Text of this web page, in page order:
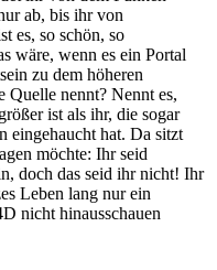
ab, bis ihr von
es, so schön, so
wäre, wenn es ein Portal
zu dem höheren
Quelle nennt? Nennt es,
ist als ihr, die sogar
eingehaucht hat. Da sitzt
möchte: Ihr seid
doch das seid ihr nicht! Ihr
Leben lang nur ein
nicht hinausschauen